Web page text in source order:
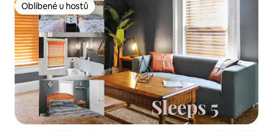
Oblíbené u hostů
Oblíbené u hostů